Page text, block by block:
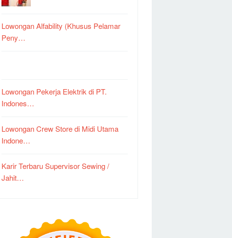
Lowongan Alfability (Khusus Pelamar
Peny…
Lowongan Pekerja Elektrik di PT.
Indones…
Lowongan Crew Store di Midi Utama
Indone…
Karir Terbaru Supervisor Sewing /
Jahit…